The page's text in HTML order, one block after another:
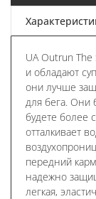
UA Outrun
и обладают
они лучше
для бега. Они
будете более
отталкивает
передний
надежно
легкая,